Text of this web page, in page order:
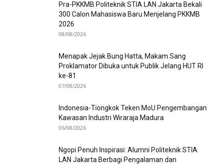
Pra-PKKMB Politeknik STIA LAN Jakarta Bekali
300 Calon Mahasiswa Baru Menjelang PKKMB
2026
08/08/2026
Menapak Jejak Bung Hatta, Makam Sang
Proklamator Dibuka untuk Publik Jelang HUT RI
ke-81
07/08/2026
Indonesia-Tiongkok Teken MoU Pengembangan
Kawasan Industri Wiraraja Madura
06/08/2026
Ngopi Penuh Inspirasi: Alumni Politeknik STIA
LAN Jakarta Berbagi Pengalaman dan